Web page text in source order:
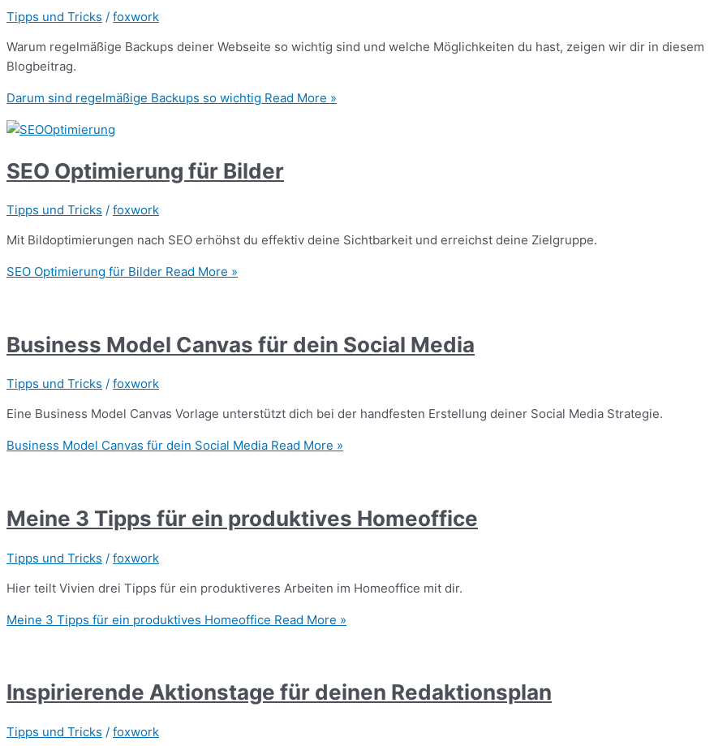
Tipps und Tricks / foxwork
Warum regelmäßige Backups deiner Webseite so wichtig sind und welche Möglichkeiten du hast, zeigen wir dir in diesem
Blogbeitrag.
Darum sind regelmäßige Backups so wichtig Read More »
SEO Optimierung für Bilder
Tipps und Tricks / foxwork
Mit Bildoptimierungen nach SEO erhöhst du effektiv deine Sichtbarkeit und erreichst deine Zielgruppe.
SEO Optimierung für Bilder Read More »
Business Model Canvas für dein Social Media
Tipps und Tricks / foxwork
Eine Business Model Canvas Vorlage unterstützt dich bei der handfesten Erstellung deiner Social Media Strategie.
Business Model Canvas für dein Social Media Read More »
Meine 3 Tipps für ein produktives Homeoffice
Tipps und Tricks / foxwork
Hier teilt Vivien drei Tipps für ein produktiveres Arbeiten im Homeoffice mit dir.
Meine 3 Tipps für ein produktives Homeoffice Read More »
Inspirierende Aktionstage für deinen Redaktionsplan
Tipps und Tricks / foxwork